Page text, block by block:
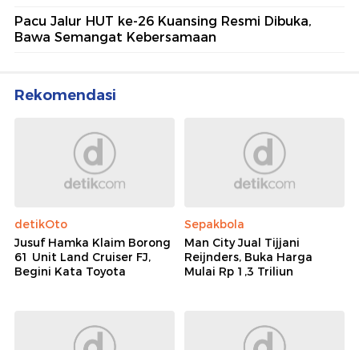
Pacu Jalur HUT ke-26 Kuansing Resmi Dibuka,
Bawa Semangat Kebersamaan
Rekomendasi
detikOto
Jusuf Hamka Klaim Borong
61 Unit Land Cruiser FJ,
Begini Kata Toyota
Sepakbola
Man City Jual Tijjani
Reijnders, Buka Harga
Mulai Rp 1,3 Triliun